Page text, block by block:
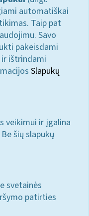
automatiškai
Taip pat
Savo
pakeisdami
ištrindami
Slapukų
veikimui ir įgalina
šių slapukų
svetainės
patirties